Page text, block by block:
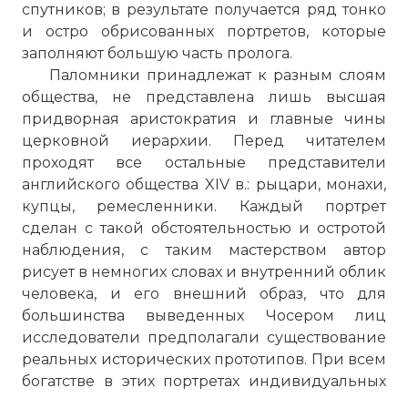
спутников; в результате получается ряд тонко
и остро обрисованных портретов, которые
заполняют большую часть пролога.
Паломники принадлежат к разным слоям
общества, не представлена лишь высшая
придворная аристократия и главные чины
церковной иерархии. Перед читателем
проходят все остальные представители
английского общества XIV в.: рыцари, монахи,
купцы, ремесленники. Каждый портрет
сделан с такой обстоя­тельностью и остротой
наблюдения, с таким мастерством автор
рисует в немногих словах и внутренний облик
человека, и его внешний образ, что для
большинства выведенных Чосером лиц
исследователи предполагали существование
реальных исторических прототипов. При всем
богатстве в этих портретах индивидуальных